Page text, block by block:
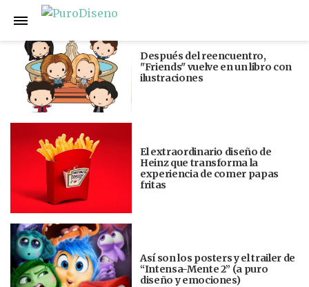
Anterior
Después del reencuentro,
"Friends" vuelve en un libro con
ilustraciones
El extraordinario diseño de
Heinz que transforma la
experiencia de comer papas
fritas
Así son los posters y el trailer de
“Intensa-Mente 2” (a puro
diseño y emociones)
Siguiente